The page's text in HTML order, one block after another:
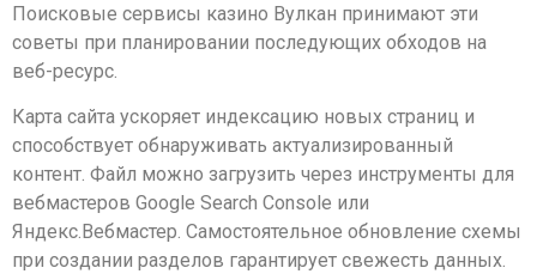
Поисковые сервисы казино Вулкан принимают эти
советы при планировании последующих обходов на
веб-ресурс.
Карта сайта ускоряет индексацию новых страниц и
способствует обнаруживать актуализированный
контент. Файл можно загрузить через инструменты для
вебмастеров Google Search Console или
Яндекс.Вебмастер. Самостоятельное обновление схемы
при создании разделов гарантирует свежесть данных.